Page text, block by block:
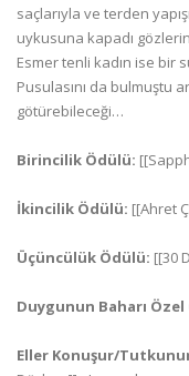
saçlarıyla ve terden
uykusuna kapadı
Esmer tenli kadın ise bir
Pusulasını da bulmuştu
götürebileceği…
Birincilik Ödülü:
İkincilik Ödülü: [[Ahret
Üçüncülük Ödülü: [[30
Duygunun Baharı
Eller Konuşur/